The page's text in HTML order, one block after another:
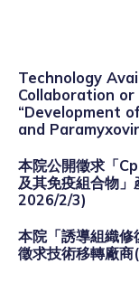
Technology
Collaboration or
“Development
and
本院公開徵求「
及其免疫組合物」
2026/2/3)
本院「誘導組織修
徵求技術移轉廠